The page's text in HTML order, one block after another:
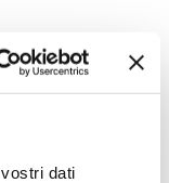
dati